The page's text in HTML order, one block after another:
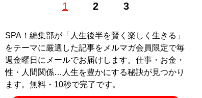
1 2 3
て、大手AVメーカーKMPにて初の専属女優契約を結ぶ
る。ツイッター @OshimaKaoru
記事一覧へ
SPA！編集部が「人生後半を賢く楽しく生きる」
をテーマに厳選した記事をメルマガ会員限定で毎
週金曜日にメールでお届けします。仕事・お金・
性・人間関係…人生を豊かにする秘訣が見つかり
ます。無料・10秒で完了です。